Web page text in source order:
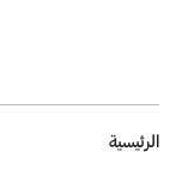
Breadcrumb
الرئيسية